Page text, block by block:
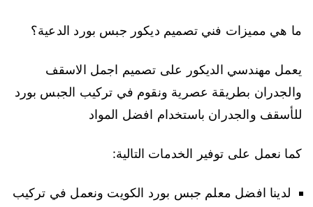
ما هي مميزات فني تصميم ديكور جبس بورد الدعية؟
يعمل مهندسي الديكور على تصميم اجمل الاسقف
والجدران بطريقة عصرية ونقوم في تركيب الجبس بورد
للأسقف والجدران باستخدام افضل المواد
كما نعمل على توفير الخدمات التالية:
لدينا افضل معلم جبس بورد الكويت ونعمل في تركيب